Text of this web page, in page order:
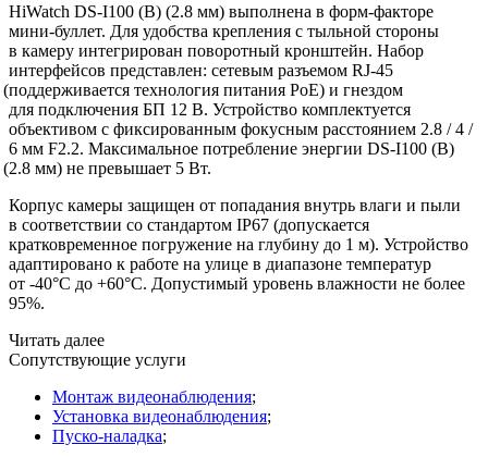
HiWatch DS-I100 (B) (2.8 мм) выполнена в форм-факторе
мини-буллет. Для удобства крепления с тыльной стороны
в камеру интегрирован поворотный кронштейн. Набор
интерфейсов представлен: сетевым разъемом RJ-45
(поддерживается технология питания PoE) и гнездом
для подключения БП 12 В. Устройство комплектуется
объективом с фиксированным фокусным расстоянием 2.8 / 4 /
6 мм F2.2. Максимальное потребление энергии DS-I100 (B)
(2.8 мм) не превышает 5 Вт.
Корпус камеры защищен от попадания внутрь влаги и пыли
в соответствии со стандартом IP67 (допускается
кратковременное погружение на глубину до 1 м). Устройство
адаптировано к работе на улице в диапазоне температур
от -40°C до +60°C. Допустимый уровень влажности не более
95%.
Читать далее
Сопутствующие услуги
Монтаж видеонаблюдения;
Установка видеонаблюдения;
Пуско-наладка;